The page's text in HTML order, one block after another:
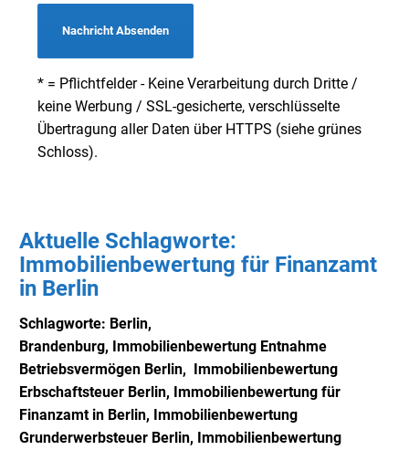
Nachricht Absenden
* = Pflichtfelder - Keine Verarbeitung durch Dritte /
keine Werbung / SSL-gesicherte, verschlüsselte
Übertragung aller Daten über HTTPS (siehe grünes
Schloss).
Aktuelle Schlagworte:
Immobilienbewertung für Finanzamt
in Berlin
Schlagworte: Berlin,
Brandenburg, Immobilienbewertung Entnahme
Betriebsvermögen Berlin, Immobilienbewertung
Erbschaftsteuer Berlin, Immobilienbewertung für
Finanzamt in Berlin, Immobilienbewertung
Grunderwerbsteuer Berlin, Immobilienbewertung